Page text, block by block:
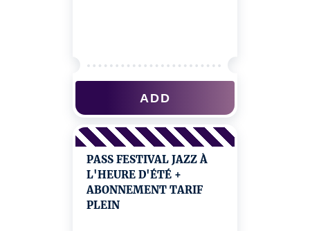
ADD
PASS FESTIVAL JAZZ À
L'HEURE D'ÉTÉ +
ABONNEMENT TARIF
PLEIN